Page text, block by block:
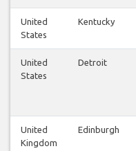
United
States
Kentucky
United
States
Detroit
United
Kingdom
Edinburgh